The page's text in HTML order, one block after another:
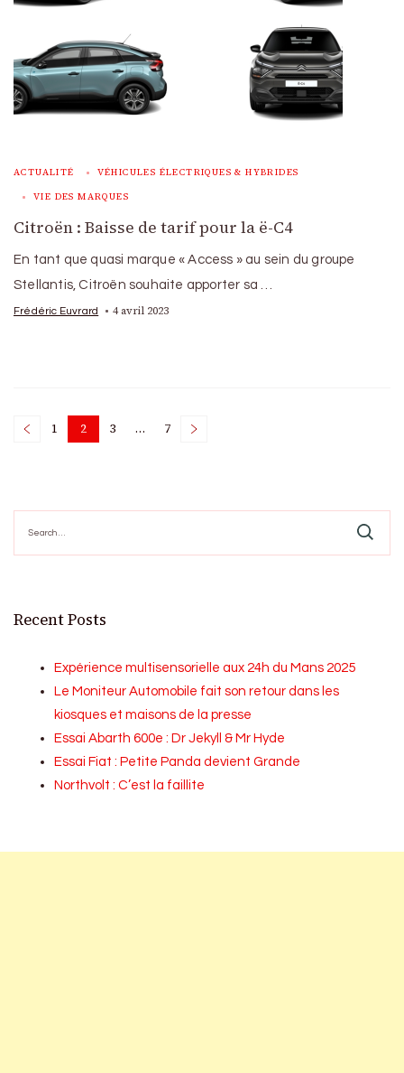
ACTUALITÉ VÉHICULES ÉLECTRIQUES & HYBRIDES
VIE DES MARQUES
Citroën : Baisse de tarif pour la ë-C4
En tant que quasi marque « Access » au sein du groupe
Stellantis, Citroën souhaite apporter sa …
Frédéric Euvrard 4 avril 2023
Posts
Page
1 Page
2 Page
3 … Page
7
for:
Recent Posts
Expérience multisensorielle aux 24h du Mans 2025
Le Moniteur Automobile fait son retour dans les
kiosques et maisons de la presse
Essai Abarth 600e : Dr Jekyll & Mr Hyde
Essai Fiat : Petite Panda devient Grande
Northvolt : C’est la faillite